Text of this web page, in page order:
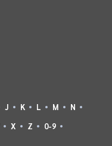
J K L M
N
X Z 0-9